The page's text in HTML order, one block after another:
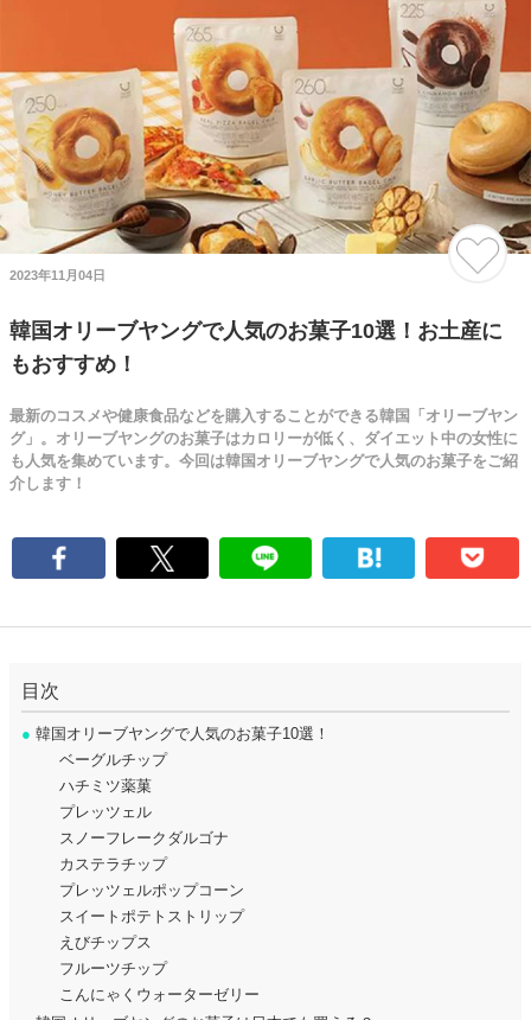
2023年11月04日
韓国オリーブヤングで人気のお菓子10選！お土産に
もおすすめ！
最新のコスメや健康食品などを購入することができる韓国「オリーブヤン
グ」。オリーブヤングのお菓子はカロリーが低く、ダイエット中の女性に
も人気を集めています。今回は韓国オリーブヤングで人気のお菓子をご紹
介します！
目次
● 韓国オリーブヤングで人気のお菓子10選！
ベーグルチップ
ハチミツ薬菓
プレッツェル
スノーフレークダルゴナ
カステラチップ
プレッツェルポップコーン
スイートポテトストリップ
えびチップス
フルーツチップ
こんにゃくウォーターゼリー